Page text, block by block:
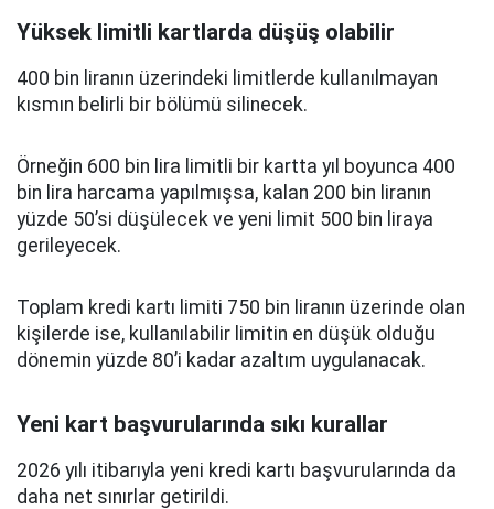
Yüksek limitli kartlarda düşüş olabilir
400 bin liranın üzerindeki limitlerde kullanılmayan
kısmın belirli bir bölümü silinecek.
Örneğin 600 bin lira limitli bir kartta yıl boyunca 400
bin lira harcama yapılmışsa, kalan 200 bin liranın
yüzde 50’si düşülecek ve yeni limit 500 bin liraya
gerileyecek.
Toplam kredi kartı limiti 750 bin liranın üzerinde olan
kişilerde ise, kullanılabilir limitin en düşük olduğu
dönemin yüzde 80’i kadar azaltım uygulanacak.
Yeni kart başvurularında sıkı kurallar
2026 yılı itibarıyla yeni kredi kartı başvurularında da
daha net sınırlar getirildi.